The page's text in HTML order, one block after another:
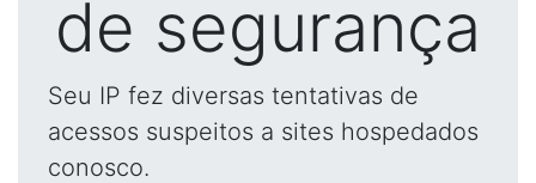
de segurança
Seu IP fez diversas tentativas de
acessos suspeitos a sites hospedados
conosco.